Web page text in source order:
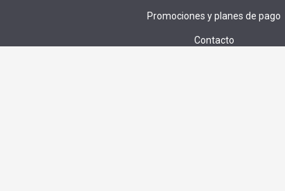
Promociones y planes de pago
Contacto